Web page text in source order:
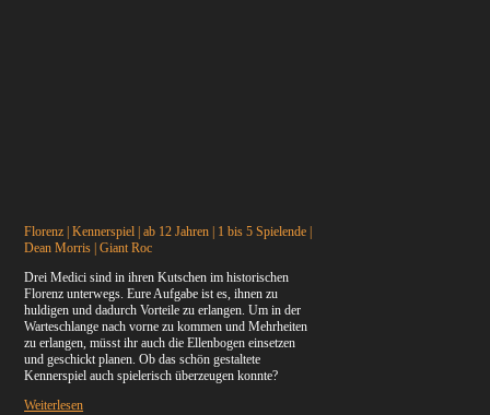
Florenz | Kennerspiel | ab 12 Jahren | 1 bis 5 Spielende |
Dean Morris | Giant Roc
Drei Medici sind in ihren Kutschen im historischen
Florenz unterwegs. Eure Aufgabe ist es, ihnen zu
huldigen und dadurch Vorteile zu erlangen. Um in der
Warteschlange nach vorne zu kommen und Mehrheiten
zu erlangen, müsst ihr auch die Ellenbogen einsetzen
und geschickt planen. Ob das schön gestaltete
Kennerspiel auch spielerisch überzeugen konnte?
Weiterlesen